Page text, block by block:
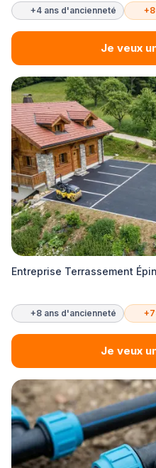
+4 ans d'ancienneté
Je veux
Entreprise Terrassement
+8 ans d'ancienneté
Je veux